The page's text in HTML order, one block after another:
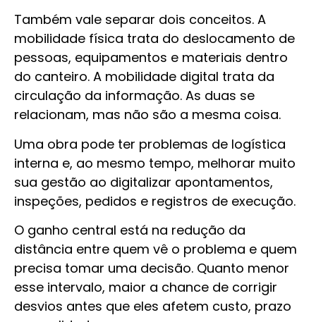
Também vale separar dois conceitos. A
mobilidade física trata do deslocamento de
pessoas, equipamentos e materiais dentro
do canteiro. A mobilidade digital trata da
circulação da informação. As duas se
relacionam, mas não são a mesma coisa.
Uma obra pode ter problemas de logística
interna e, ao mesmo tempo, melhorar muito
sua gestão ao digitalizar apontamentos,
inspeções, pedidos e registros de execução.
O ganho central está na redução da
distância entre quem vê o problema e quem
precisa tomar uma decisão. Quanto menor
esse intervalo, maior a chance de corrigir
desvios antes que eles afetem custo, prazo